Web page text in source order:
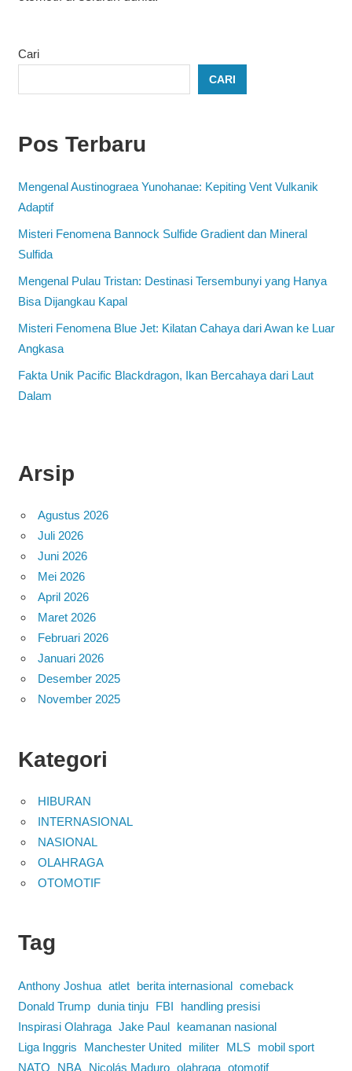
Cari
CARI
Pos Terbaru
Mengenal Austinograea Yunohanae: Kepiting Vent Vulkanik
Adaptif
Misteri Fenomena Bannock Sulfide Gradient dan Mineral
Sulfida
Mengenal Pulau Tristan: Destinasi Tersembunyi yang Hanya
Bisa Dijangkau Kapal
Misteri Fenomena Blue Jet: Kilatan Cahaya dari Awan ke Luar
Angkasa
Fakta Unik Pacific Blackdragon, Ikan Bercahaya dari Laut
Dalam
Arsip
Agustus 2026
Juli 2026
Juni 2026
Mei 2026
April 2026
Maret 2026
Februari 2026
Januari 2026
Desember 2025
November 2025
Kategori
HIBURAN
INTERNASIONAL
NASIONAL
OLAHRAGA
OTOMOTIF
Tag
Anthony Joshua atlet berita internasional comeback
Donald Trump dunia tinju FBI
handling presisi
Inspirasi Olahraga Jake Paul
keamanan nasional
Liga Inggris
Manchester United militer MLS
mobil sport
NATO
NBA Nicolás Maduro olahraga otomotif